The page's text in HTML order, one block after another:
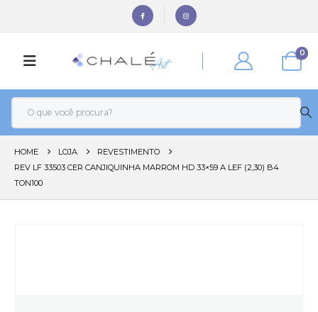
0
HOME LOJA
REVESTIMENTO
REV LF 33503 CER CANJIQUINHA MARROM HD 33×59 A LEF (2,30) B4
TON100